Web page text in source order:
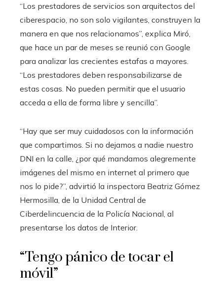
“Los prestadores de servicios son arquitectos del
ciberespacio, no son solo vigilantes, construyen la
manera en que nos relacionamos”, explica Miró,
que hace un par de meses se reunió con Google
para analizar las crecientes estafas a mayores.
“Los prestadores deben responsabilizarse de
estas cosas. No pueden permitir que el usuario
acceda a ella de forma libre y sencilla”.
“Hay que ser muy cuidadosos con la información
que compartimos. Si no dejamos a nadie nuestro
DNI en la calle, ¿por qué mandamos alegremente
imágenes del mismo en internet al primero que
nos lo pide?”, advirtió la inspectora Beatriz Gómez
Hermosilla, de la Unidad Central de
Ciberdelincuencia de la Policía Nacional, al
presentarse los datos de Interior.
“Tengo pánico de tocar el
móvil”